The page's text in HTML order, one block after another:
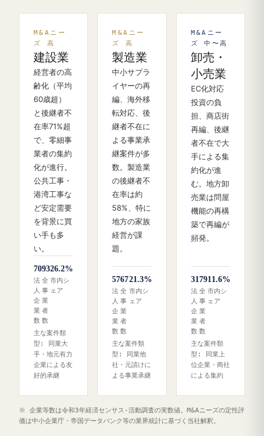
M&Aニー
ズ 高
建設業
経営者の高
齢化（平均
60歳超）
と後継者不
在率71%超
で、零細事
業者の集約
化が進行。
公共工事・
港湾工事な
ど安定需要
を背景に買
い手も多
い。
70
法
人
企
業
数
93
全
事
業
者
数
26.2%
市内シ
ェア
主な案件類
型: 同業大
手・地元有力
企業による友
好的承継
M&Aニー
ズ 高
製造業
中小サプラ
イヤーの再
編、海外移
転対応、後
継者不在に
よる事業承
継案件が多
数。製造業
の後継者不
在率は約
58%、特に
地方の家族
経営が課
題。
57
法
人
企
業
数
67
全
事
業
者
数
21.3%
市内シ
ェア
主な案件類
型: 同業他
社・元請けに
よる事業承継
M&Aニー
ズ 中〜高
卸売・
小売業
EC化対応
投資の負
担、商店街
再編、後継
者不在で大
手による集
約化が進
む。地方卸
売業は問屋
機能の再構
築で再編が
頻発。
31
法
人
企
業
数
79
全
事
業
者
数
11.6%
市内シ
ェア
主な案件類
型: 同業上
位企業・商社
による集約
※ 企業等数は令和3年経済センサス‐活動調査の実数値。M&Aニーズの定性評
価は中小企業庁・帝国データバンク等の業界統計に基づく当社解釈。